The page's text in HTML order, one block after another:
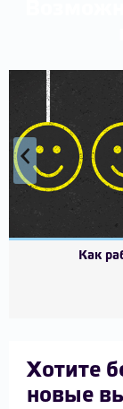
Как
‹
Хотите
новые